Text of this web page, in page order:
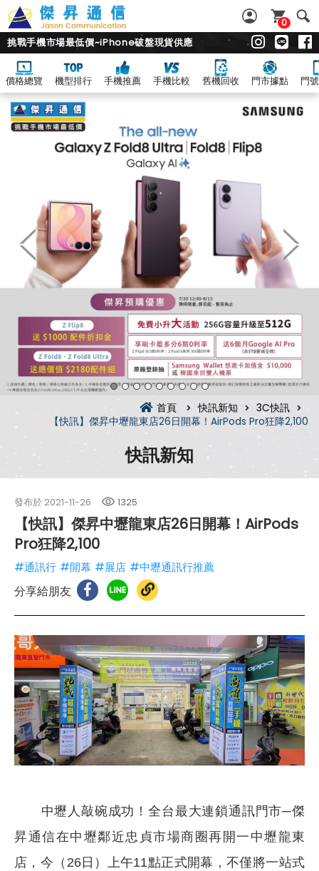
0
挑戰手機市場最低價~iPhone破盤現貨供應
價格總覽 機型排行 手機推薦 手機比較 舊機回收 門市據點 門
首頁 快訊新知
3C快訊
【快訊】傑昇中壢龍東店26日開幕！AirPods Pro狂降2,100
快訊新知
發布於 2021-11-26 1325
【快訊】傑昇中壢龍東店26日開幕！AirPods
Pro狂降2,100
#通訊行 #開幕 #展店 #中壢通訊行推薦
分享給朋友
中壢人敲碗成功！全台最大連鎖通訊門市─傑
昇通信在中壢鄰近忠貞市場商圈再開一中壢龍東
店，今（26日）上午11點正式開幕，不僅將一站式